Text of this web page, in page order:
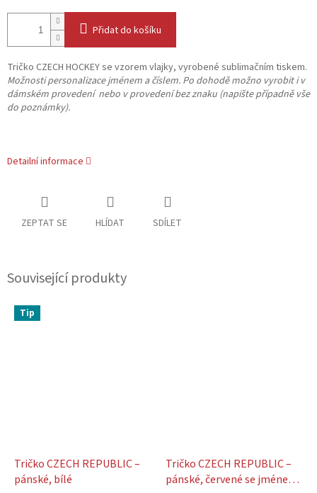
Přidat do košíku
Tričko CZECH HOCKEY se vzorem vlajky, vyrobené sublimačním tiskem.
Možnosti personalizace jménem a číslem. Po dohodě možno vyrobit i v
dámském provedení nebo v provedení bez znaku (napište případně vše
do poznámky).
Detailní informace
ZEPTAT SE HLÍDAT SDÍLET
Související produkty
Tip
Tričko CZECH REPUBLIC –
pánské, bílé
Tričko CZECH REPUBLIC –
pánské, červené se jménem